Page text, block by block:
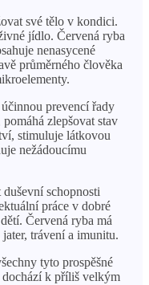
své tělo v kondici.
jídlo. Červená ryba
nenasycené
průměrného člověka
prevencí řady
zlepšovat stav
stimuluje látkovou
nežádoucímu
schopnosti
práce v dobré
Červená ryba má
trávení a imunitu.
tyto prospěšné
dochází k příliš velkým